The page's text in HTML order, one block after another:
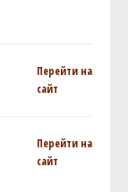
Перейти на
сайт
Перейти на
сайт